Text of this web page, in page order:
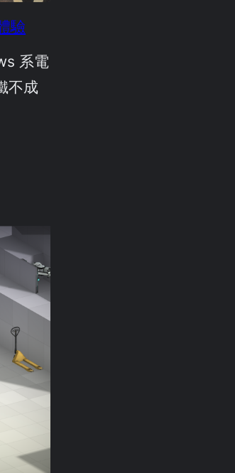
驗
系電
不成